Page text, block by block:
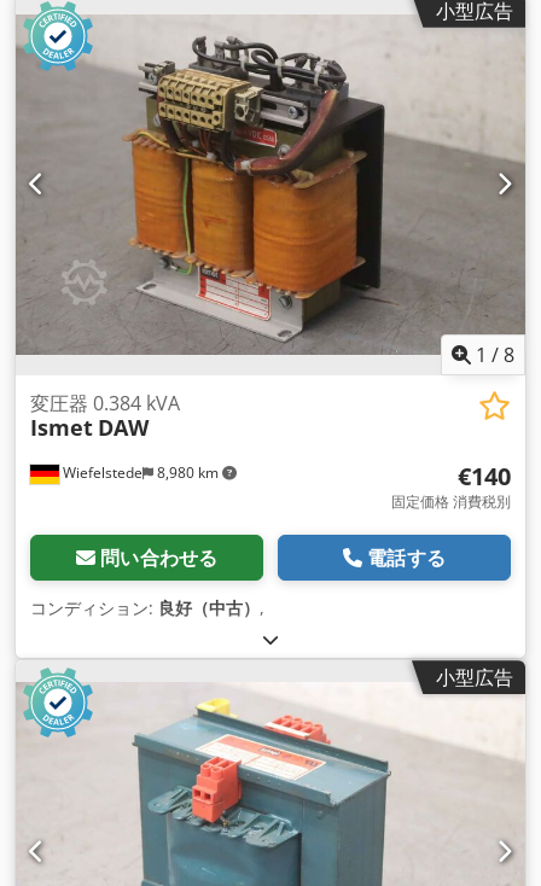
小型広告
1 /8
Wiefelstede 8,980 km
変圧器 0.384 kVA
Ismet DAW
€140
固定価格 消費税別
問い合わせる 電話する
コンディション: 良好（中古） ,
小型広告